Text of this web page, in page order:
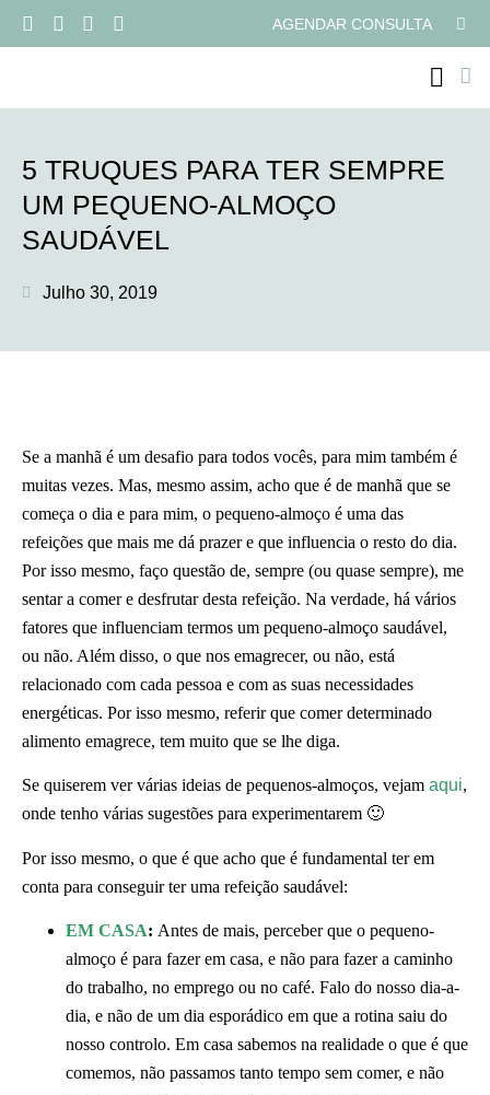
AGENDAR CONSULTA
5 TRUQUES PARA TER SEMPRE
UM PEQUENO-ALMOÇO
SAUDÁVEL
Julho 30, 2019
Se a manhã é um desafio para todos vocês, para mim também é
muitas vezes. Mas, mesmo assim, acho que é de manhã que se
começa o dia e para mim, o pequeno-almoço é uma das
refeições que mais me dá prazer e que influencia o resto do dia.
Por isso mesmo, faço questão de, sempre (ou quase sempre), me
sentar a comer e desfrutar desta refeição. Na verdade, há vários
fatores que influenciam termos um pequeno-almoço saudável,
ou não. Além disso, o que nos emagrecer, ou não, está
relacionado com cada pessoa e com as suas necessidades
energéticas. Por isso mesmo, referir que comer determinado
alimento emagrece, tem muito que se lhe diga.
Se quiserem ver várias ideias de pequenos-almoços, vejam aqui,
onde tenho várias sugestões para experimentarem 🙂
Por isso mesmo, o que é que acho que é fundamental ter em
conta para conseguir ter uma refeição saudável:
EM CASA: Antes de mais, perceber que o pequeno-
almoço é para fazer em casa, e não para fazer a caminho
do trabalho, no emprego ou no café. Falo do nosso dia-a-
dia, e não de um dia esporádico em que a rotina saiu do
nosso controlo. Em casa sabemos na realidade o que é que
comemos, não passamos tanto tempo sem comer, e não